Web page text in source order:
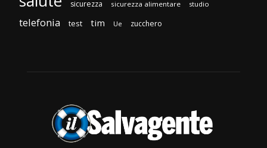
sicurezza sicurezza alimentare studio
telefonia test tim Ue zucchero